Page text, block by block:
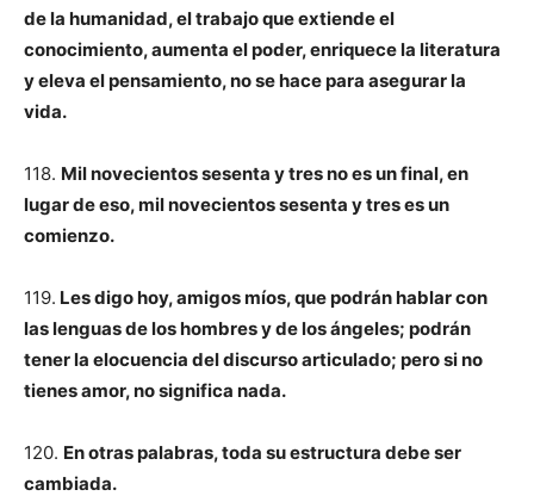
de la humanidad, el trabajo que extiende el
conocimiento, aumenta el poder, enriquece la literatura
y eleva el pensamiento, no se hace para asegurar la
vida.
118. Mil novecientos sesenta y tres no es un final, en
lugar de eso, mil novecientos sesenta y tres es un
comienzo.
119. Les digo hoy, amigos míos, que podrán hablar con
las lenguas de los hombres y de los ángeles; podrán
tener la elocuencia del discurso articulado; pero si no
tienes amor, no significa nada.
120. En otras palabras, toda su estructura debe ser
cambiada.